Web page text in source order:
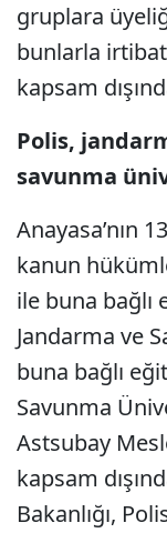
gruplara
bunlarla
kapsam
Polis,
savunma
Anayasa’nın
kanun
ile buna
Jandarma ve
buna bağlı
Savunma
Astsubay
kapsam
Bakanlığı,